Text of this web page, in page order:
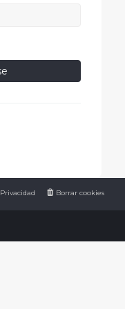
Borrar cookies
Privacidad